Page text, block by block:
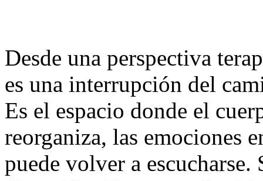
Desde una perspectiva
es una interrupción del
Es el espacio donde el
reorganiza, las emociones
puede volver a